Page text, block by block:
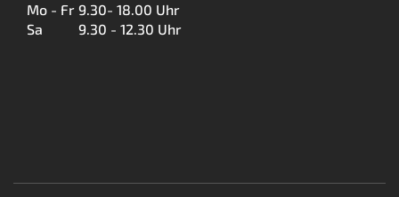
Mo - Fr 9.30- 18.00 Uhr
Sa
9.30 - 12.30 Uhr